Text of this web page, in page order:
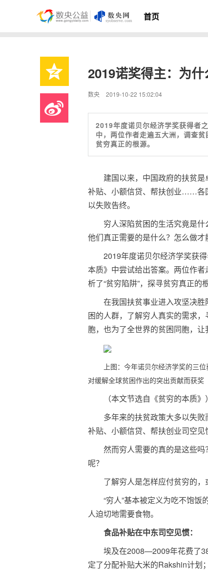
首页
2019诺奖得主：为什
数央 2019-10-22 15:02:04
2019年度诺贝尔经济学奖获得者
中，两位作者走遍五大洲，调查
贫穷真正的根源。
建国以来，中国政府的扶贫
补贴、小额信贷、帮扶创业……各
以失败告终。
穷人深陷贫困的生活究竟是
他们真正需要的是什么？怎么做才
2019年度诺贝尔经济学奖获
本质》中尝试给出答案。两位作
析了“贫穷陷阱”，探寻贫穷真正的
在我国扶贫事业进入攻坚决
困的人群，了解穷人真实的需求
胞，也为了全世界的贫困同胞，让
上图：今年诺贝尔经济学奖的三
对缓解全球贫困作出的突出贡献而获奖
（本文节选自《贫穷的本质》）
多年来的扶贫政策大多以失
补贴、小额信贷、帮扶创业司空见
然而穷人需要的真的是这些
呢？
了解穷人是怎样应付贫穷的
“穷人”基本被定义为吃不饱
人迫切地需要食物。
食品补贴在中东司空见惯：
埃及在2008—2009年花费了
定了分配补贴大米的Rakshin计划